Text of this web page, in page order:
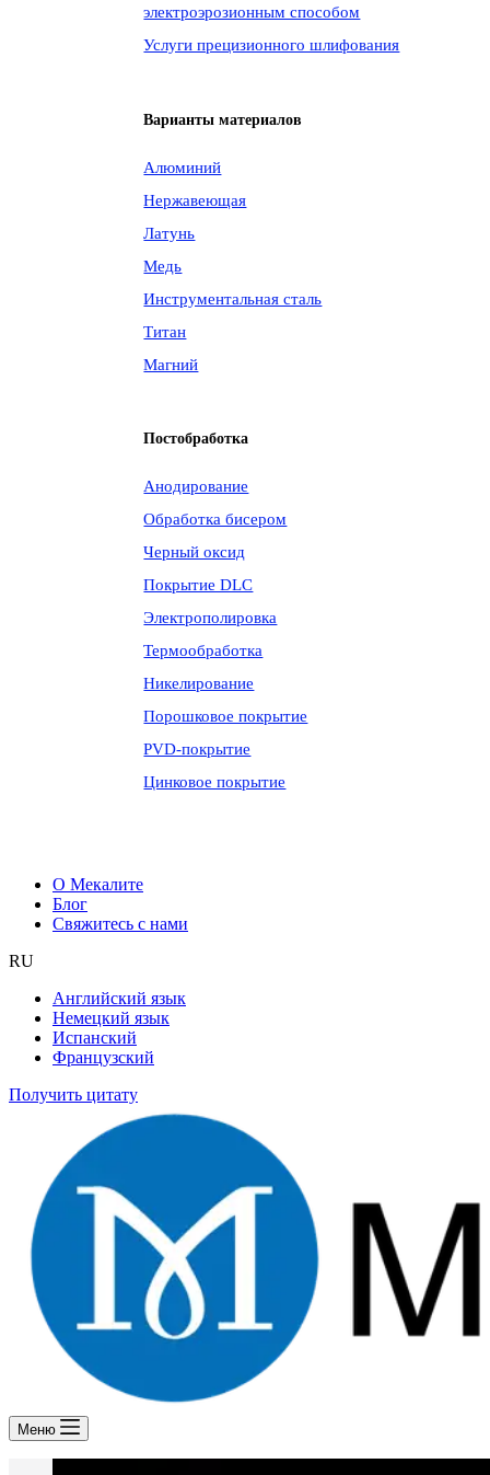
электроэрозионным способом
Услуги прецизионного шлифования
Варианты материалов
Алюминий
Нержавеющая
Латунь
Медь
Инструментальная сталь
Титан
Магний
Постобработка
Анодирование
Обработка бисером
Черный оксид
Покрытие DLC
Электрополировка
Термообработка
Никелирование
Порошковое покрытие
PVD-покрытие
Цинковое покрытие
О Мекалите
Блог
Свяжитесь с нами
RU
Английский язык
Немецкий язык
Испанский
Французский
Получить цитату
Меню